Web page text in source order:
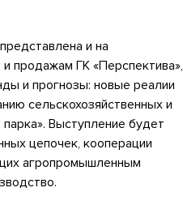
и на
продажам ГК «Перспектива»,
и прогнозы: новые реалии
сельскохозяйственных и
Выступление будет
цепочек, кооперации
агропромышленным